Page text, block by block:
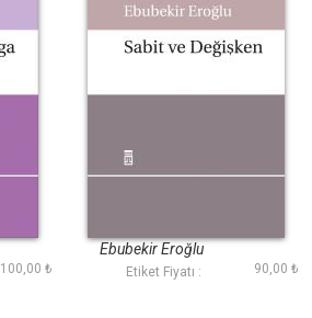
100,00 ₺
Ebubekir Eroğlu
Etiket Fiyatı : 90,00 ₺